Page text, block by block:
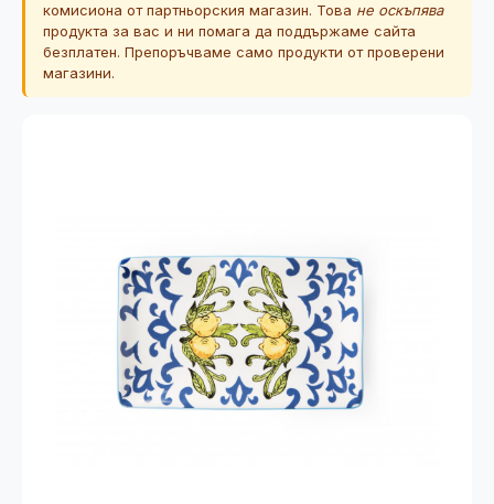
комисиона от партньорския магазин. Това не оскъпява
продукта за вас и ни помага да поддържаме сайта
безплатен. Препоръчваме само продукти от проверени
магазини.